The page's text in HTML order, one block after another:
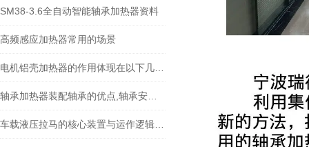
SM38-3.6全自动智能轴承加热器资料
高频感应加热器常用的场景